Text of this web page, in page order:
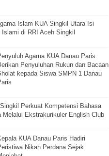
Islam KUA Singkil Utara Isi
Islami di RRI Aceh Singkil
Agama KUA Danau Paris
Penyuluhan Rukun dan Bacaan
kepada Siswa SMPN 1 Danau
Perkuat Kompetensi Bahasa
Melalui Ekstrakurikuler English Club
KUA Danau Paris Hadiri
Nikah Perdana Sejak